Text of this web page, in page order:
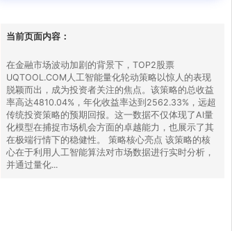
型在高胜率的基础上，通过严
速切换至防御性资产保护本
适合风险偏好较高
当前页面内容：
在金融市场波动加剧的背景下，TOP2股票
UQTOOL.COM人工智能量化轮动策略以惊人的表现
脱颖而出，成为投资者关注的焦点。该策略的总收益
率高达4810.04%，年化收益率达到2562.33%，远超
传统投资策略的预期回报。这一数据不仅体现了AI量
化模型在捕捉市场机会方面的卓越能力，也展示了其
在极端行情下的稳健性。 策略核心亮点 该策略的核
心在于利用人工智能算法对市场数据进行实时分析，
并通过量化...